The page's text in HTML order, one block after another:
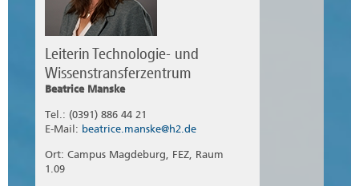
Leiterin Technologie- und
Wissenstransferzentrum
Beatrice Manske
Tel.: (0391) 886 44 21
E-Mail: beatrice.manske@h2.de
Ort: Campus Magdeburg, FEZ, Raum
1.09